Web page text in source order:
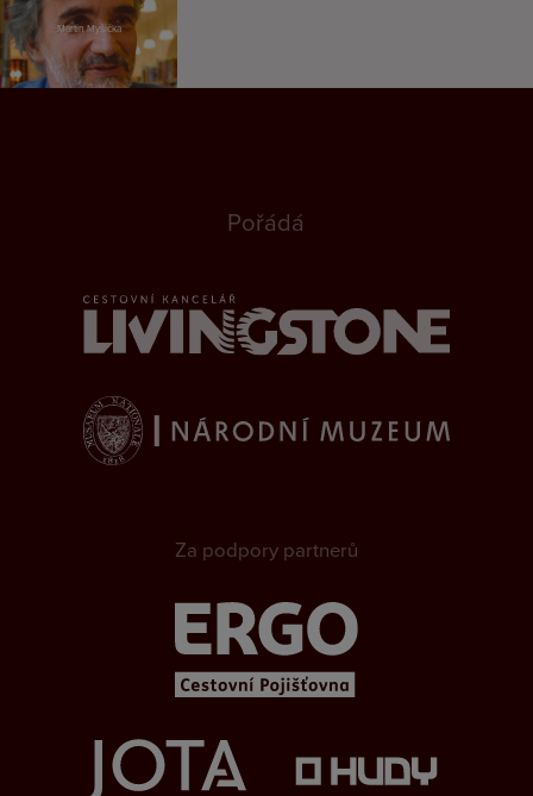
Martin Myšička
Pořádá
Za podpory partnerů